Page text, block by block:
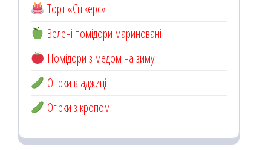
Торт «Снікерс»
Зелені помідори мариновані
Помідори з медом на зиму
Огірки в аджиці
Огірки з кропом